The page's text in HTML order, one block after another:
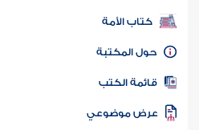
كتب PDF
كتاب الأمة
المكتبة
الكتب